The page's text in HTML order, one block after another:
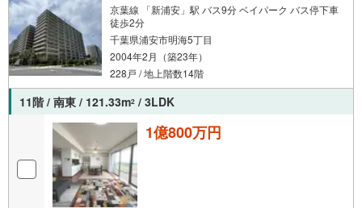
京葉線 「新浦安」駅 バス9分 ベイパーク バス停下車
徒歩2分
千葉県浦安市明海5丁目
2004年2月（築23年）
228戸 / 地上階数14階
11階 / 南東 / 121.33m2 / 3LDK
1億800万円